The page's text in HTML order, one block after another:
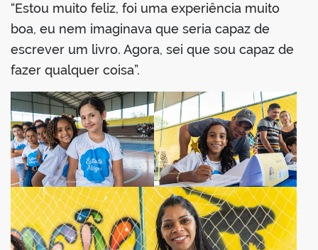
“Estou muito feliz, foi uma experiência muito
boa, eu nem imaginava que seria capaz de
escrever um livro. Agora, sei que sou capaz de
fazer qualquer coisa”.